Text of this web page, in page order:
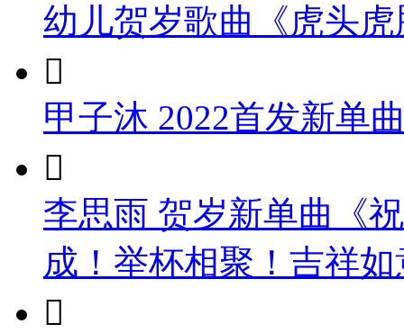
幼儿贺岁歌曲《虎头

甲子沐 2022首发新单

李思雨 贺岁新单曲《
成！举杯相聚！吉祥
